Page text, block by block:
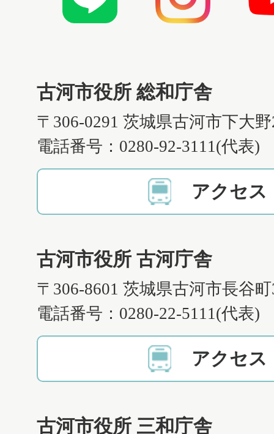
古河市役所 総和庁舎
〒306-0291 茨城県古河市下大
電話番号：0280-92-3111(代表)
アクセス
古河市役所 古河庁舎
〒306-8601 茨城県古河市長谷
電話番号：0280-22-5111(代表)
アクセス
古河市役所 三和庁舎